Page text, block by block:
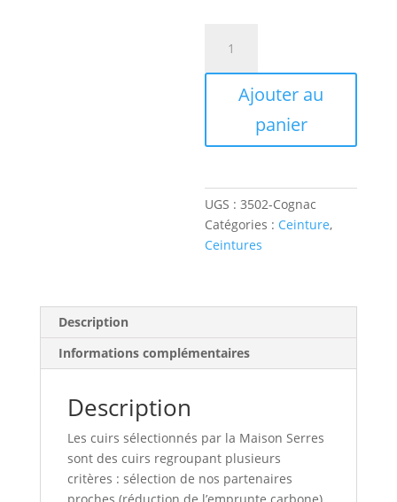
Ceinture
Ajouter au
panier
UGS :3502-Cognac
Catégories : Ceinture,
Ceintures
Description
Informations complémentaires
Description
Les cuirs sélectionnés par la Maison Serres
sont des cuirs regroupant plusieurs
critères : sélection de nos partenaires